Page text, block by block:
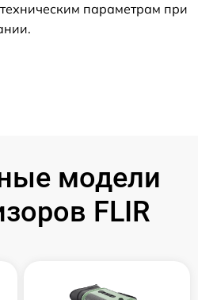
параметрам при
модели
FLIR